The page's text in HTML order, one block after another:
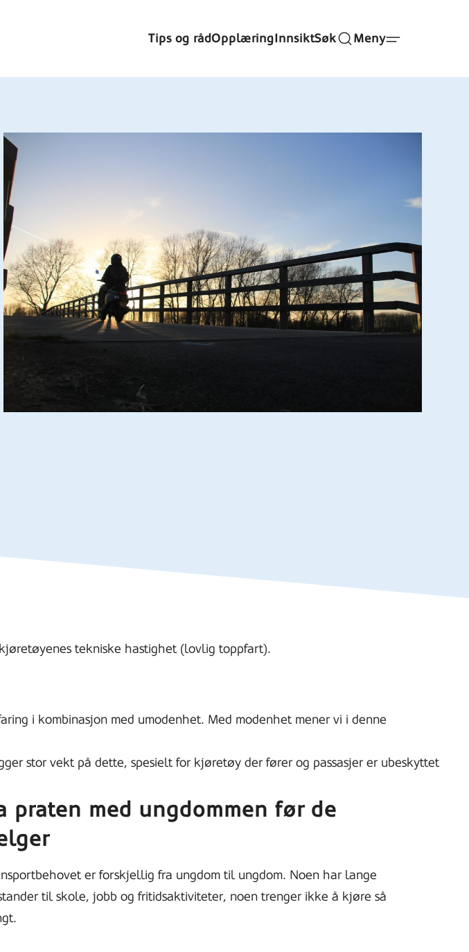
Tips og rådOpplæringInnsiktSøk Meny
tekniske hastighet (lovlig toppfart).
i kombinasjon med umodenhet. Med modenhet mener vi i denne
stor vekt på dette, spesielt for kjøretøy der fører og passasjer er ubeskyttet
praten med ungdommen før de
er forskjellig fra ungdom til ungdom. Noen har lange
til skole, jobb og fritidsaktiviteter, noen trenger ikke å kjøre så